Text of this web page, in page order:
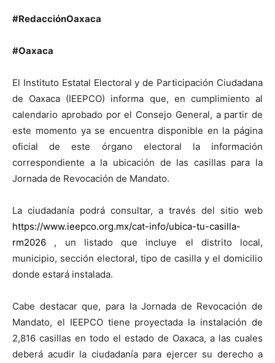
#RedacciónOaxaca
#Oaxaca
El Instituto Estatal Electoral y de Participación Ciudadana
de Oaxaca (IEEPCO) informa que, en cumplimiento al
calendario aprobado por el Consejo General, a partir de
este momento ya se encuentra disponible en la página
oficial de este órgano electoral la información
correspondiente a la ubicación de las casillas para la
Jornada de Revocación de Mandato.
La ciudadanía podrá consultar, a través del sitio web
https://www.ieepco.org.mx/cat-info/ubica-tu-casilla-
rm2026 , un listado que incluye el distrito local,
municipio, sección electoral, tipo de casilla y el domicilio
donde estará instalada.
Cabe destacar que, para la Jornada de Revocación de
Mandato, el IEEPCO tiene proyectada la instalación de
2,816 casillas en todo el estado de Oaxaca, a las cuales
deberá acudir la ciudadanía para ejercer su derecho a